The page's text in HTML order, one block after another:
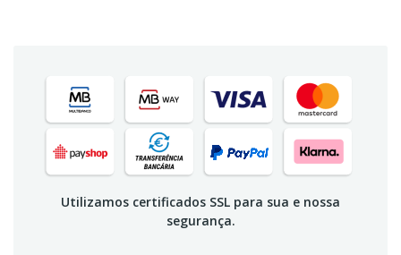
Utilizamos certificados SSL para sua e nossa
segurança.